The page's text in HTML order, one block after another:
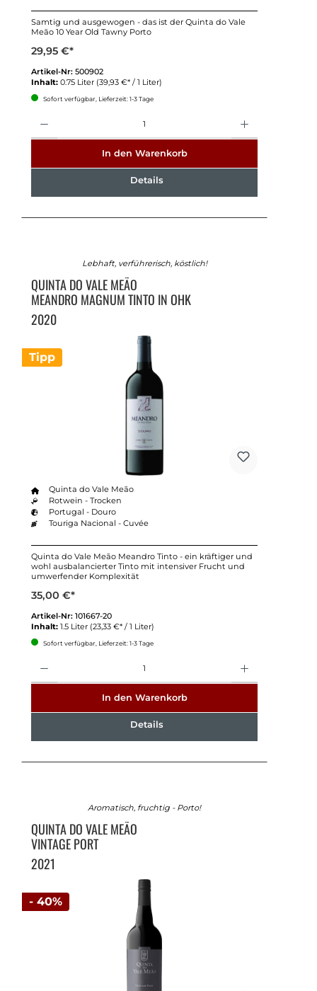
Samtig und ausgewogen - das ist der Quinta do Vale
Meão 10 Year Old Tawny Porto
29,95 €*
Artikel-Nr: 500902
Inhalt: 0.75 Liter (39,93 €* / 1 Liter)
Sofort verfügbar, Lieferzeit: 1-3 Tage
In den Warenkorb
Details
Tipp
Lebhaft, verführerisch, köstlich!
QUINTA DO VALE MEÃO
MEANDRO MAGNUM TINTO IN OHK
2020
Quinta do Vale Meão
Rotwein - Trocken
Portugal - Douro
Touriga Nacional - Cuvée
Quinta do Vale Meão Meandro Tinto - ein kräftiger und
wohl ausbalancierter Tinto mit intensiver Frucht und
umwerfender Komplexität
35,00 €*
Artikel-Nr: 101667-20
Inhalt: 1.5 Liter (23,33 €* / 1 Liter)
Sofort verfügbar, Lieferzeit: 1-3 Tage
In den Warenkorb
Details
- 40%
Aromatisch, fruchtig - Porto!
QUINTA DO VALE MEÃO
VINTAGE PORT
2021